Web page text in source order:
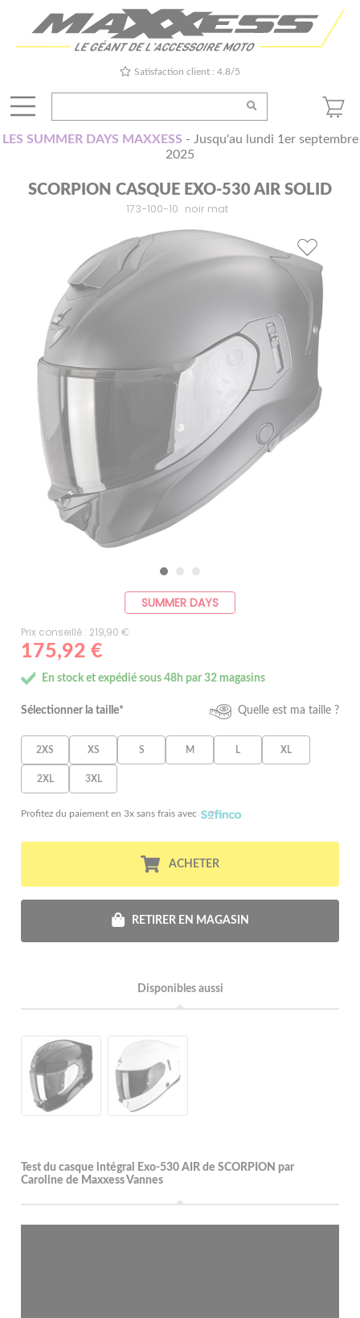
Satisfaction client : 4.8/5
LES SUMMER DAYS MAXXESS - Jusqu'au lundi 1er septembre
2025
SCORPION CASQUE EXO-530 AIR SOLID
173-100-10 noir mat
SUMMER DAYS
Prix conseillé : 219,90 €
175,92 €
En stock et expédié sous 48h par 32 magasins
Sélectionner la taille* Quelle est ma taille ?
2XS XS S M L XL
2XL 3XL
Profitez du paiement en 3x sans frais avec
ACHETER
RETIRER EN MAGASIN
Disponibles aussi
Test du casque intégral Exo-530 AIR de SCORPION par
Caroline de Maxxess Vannes